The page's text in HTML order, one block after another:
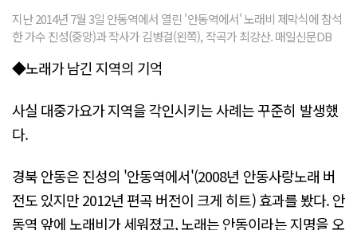
지난 2014년 7월 3일 안동역에서 열린 '안동역에서' 노래비 제막식에 참석
한 가수 진성(중앙)과 작사가 김병걸(왼쪽), 작곡가 최강산. 매일신문DB
◆노래가 남긴 지역의 기억
사실 대중가요가 지역을 각인시키는 사례는 꾸준히 발생했
다.
경북 안동은 진성의 '안동역에서'(2008년 안동사랑노래 버
전도 있지만 2012년 편곡 버전이 크게 히트) 효과를 봤다. 안
동역 앞에 노래비가 세워졌고, 노래는 안동이라는 지명을 오